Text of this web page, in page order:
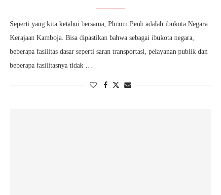
Seperti yang kita ketahui bersama, Phnom Penh adalah ibukota Negara
Kerajaan Kamboja. Bisa dipastikan bahwa sebagai ibukota negara,
beberapa fasilitas dasar seperti saran transportasi, pelayanan publik dan
beberapa fasilitasnya tidak …